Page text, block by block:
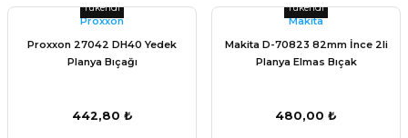
Tükendi
Proxxon
Proxxon 27042 DH40 Yedek
Planya Bıçağı
442,80 ₺
Tükendi
Makita
Makita D-70823 82mm İnce 2li
Planya Elmas Bıçak
480,00 ₺